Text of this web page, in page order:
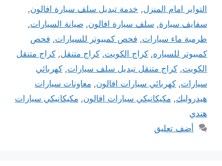
التواير امام المنزل, خدمة تبديل سلف سيارة افالون,
سفايف سيارة, سلف سيارة افالون, صيانة السيارات,
طرمبة ماء سيارات, فحص كمبيوتر للسيارات, فحص
كمبيوتر للسياره, كراج الكويت, كراج متنقل, كراج متنقل
الكويت, كراج متنقل تبديل سلف سيارات, كهربائي
سيارات, كهربائي سيارات افالون, معاونات سيارات
هيدروليك, مكيكانيكي سيارات افالون, مكيكانيكي سيارات
هندي
أضف تعليق